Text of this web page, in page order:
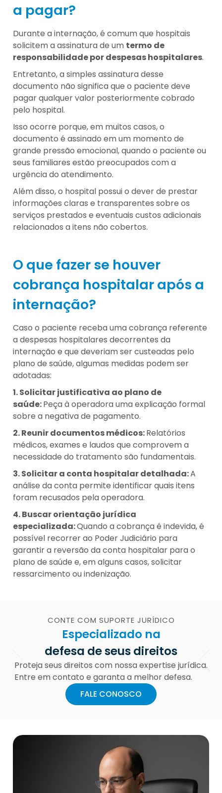
a pagar?
Durante a internação, é comum que hospitais
solicitem a assinatura de um termo de
responsabilidade por despesas hospitalares.
Entretanto, a simples assinatura desse
documento não significa que o paciente deve
pagar qualquer valor posteriormente cobrado
pelo hospital.
Isso ocorre porque, em muitos casos, o
documento é assinado em um momento de
grande pressão emocional, quando o paciente ou
seus familiares estão preocupados com a
urgência do atendimento.
Além disso, o hospital possui o dever de prestar
informações claras e transparentes sobre os
serviços prestados e eventuais custos adicionais
relacionados a itens não cobertos.
O que fazer se houver
cobrança hospitalar após a
internação?
Caso o paciente receba uma cobrança referente
a despesas hospitalares decorrentes da
internação e que deveriam ser custeadas pelo
plano de saúde, algumas medidas podem ser
adotadas:
1. Solicitar justificativa ao plano de
saúde:Peça à operadora uma explicação formal
sobre a negativa de pagamento.
2. Reunir documentos médicos:Relatórios
médicos, exames e laudos que comprovem a
necessidade do tratamento são fundamentais.
3. Solicitar a conta hospitalar detalhada:A
análise da conta permite identificar quais itens
foram recusados pela operadora.
4. Buscar orientação jurídica
especializada:Quando a cobrança é indevida, é
possível recorrer ao Poder Judiciário para
garantir a reversão da conta hospitalar para o
plano de saúde e, em alguns casos, solicitar
ressarcimento ou indenização.
CONTE COM SUPORTE JURÍDICO
Especializado na
defesa de seus direitos
Proteja seus direitos com nossa expertise jurídica.
Entre em contato e garanta a melhor defesa.
FALE CONOSCO